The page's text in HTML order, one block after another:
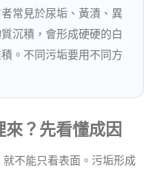
常見於尿垢、黃漬、異
沉積，會形成硬硬的白
。不同污垢要用不同方
？先看懂成因
就不能只看表面。污垢形成